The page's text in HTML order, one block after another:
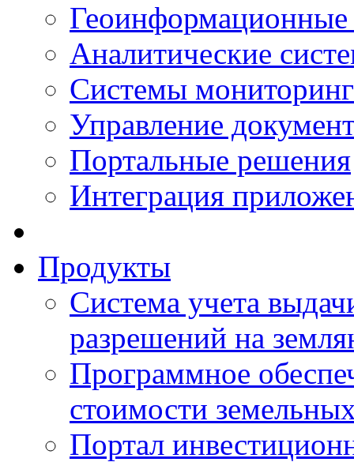
Аналитические
Системы
Управление
Портальные решения
Интеграция
Продукты
Система учета
разрешений на
Программное
стоимости
Портал